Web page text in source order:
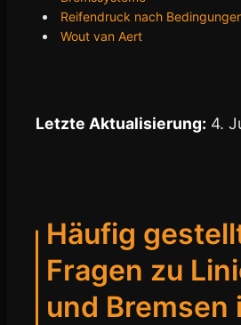
Reifendruck nach
Wout van Aert
Letzte Aktualisierung: 4.
Häufig
Fragen zu
und Bremsen